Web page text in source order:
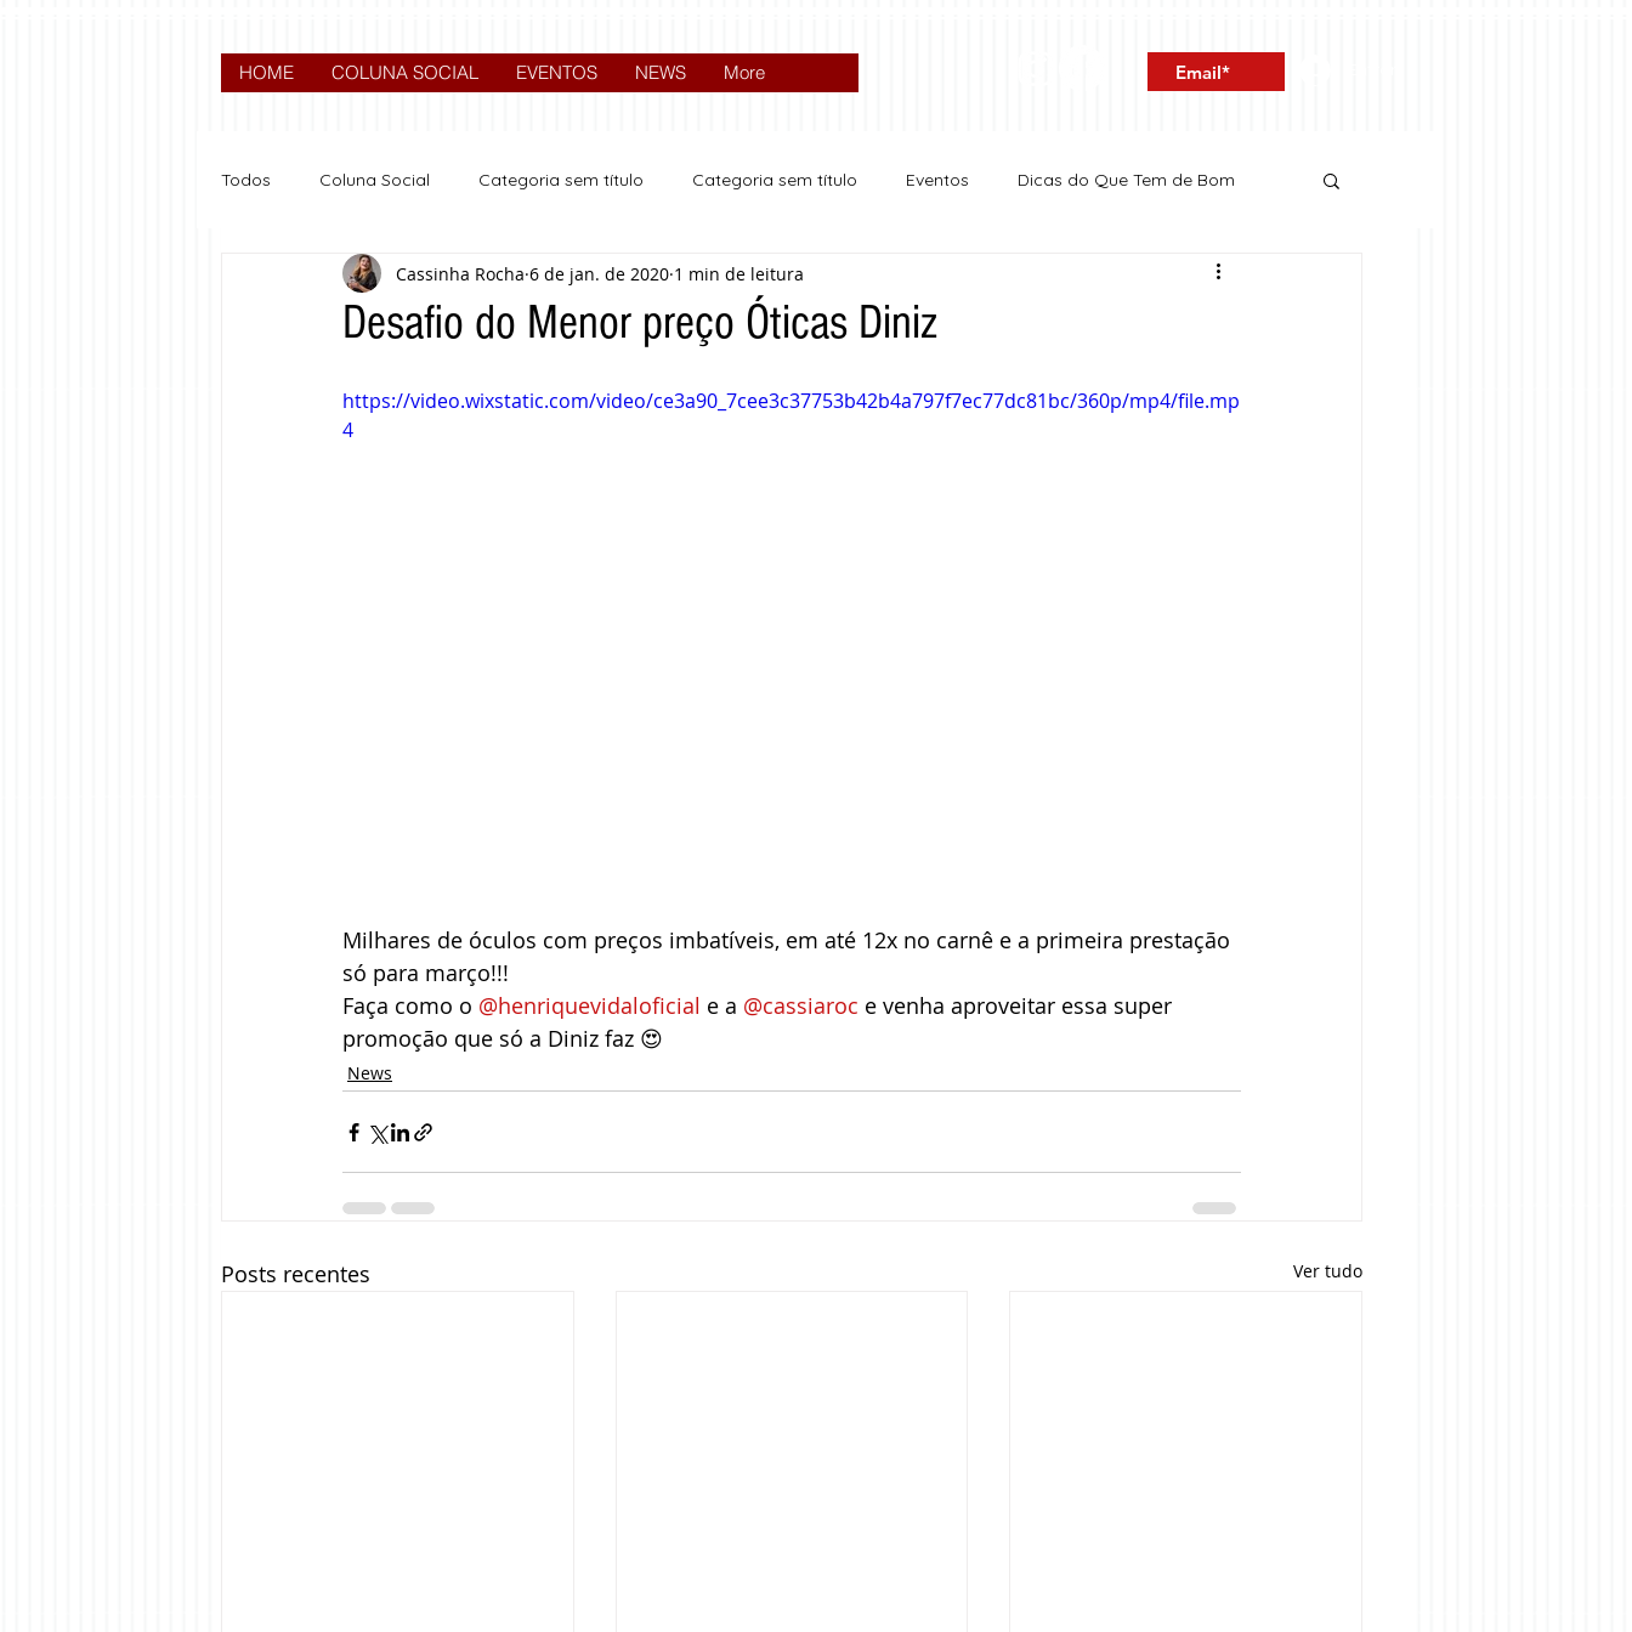
HOME COLUNA SOCIAL EVENTOS NEWS More
Todos Coluna Social Categoria sem título Categoria sem título Eventos Dicas do Que Tem de Bom
Nova categoria Expocrato 2024 Política
Desafio do Menor preço Óticas Diniz
Cassinha Rocha 6 de jan. de 2020 1 min de leitura
https://video.wixstatic.com/video/ce3a90_7cee3c37753b42b4a797f7ec77dc81bc/360p/mp4/file.mp
4
Milhares de óculos com preços imbatíveis, em até 12x no carnê e a primeira prestação
só para março!!!
Faça como o @henriquevidaloficial e a @cassiaroc e venha aproveitar essa super
promoção que só a Diniz faz 😍
News
Posts recentes Ver tudo